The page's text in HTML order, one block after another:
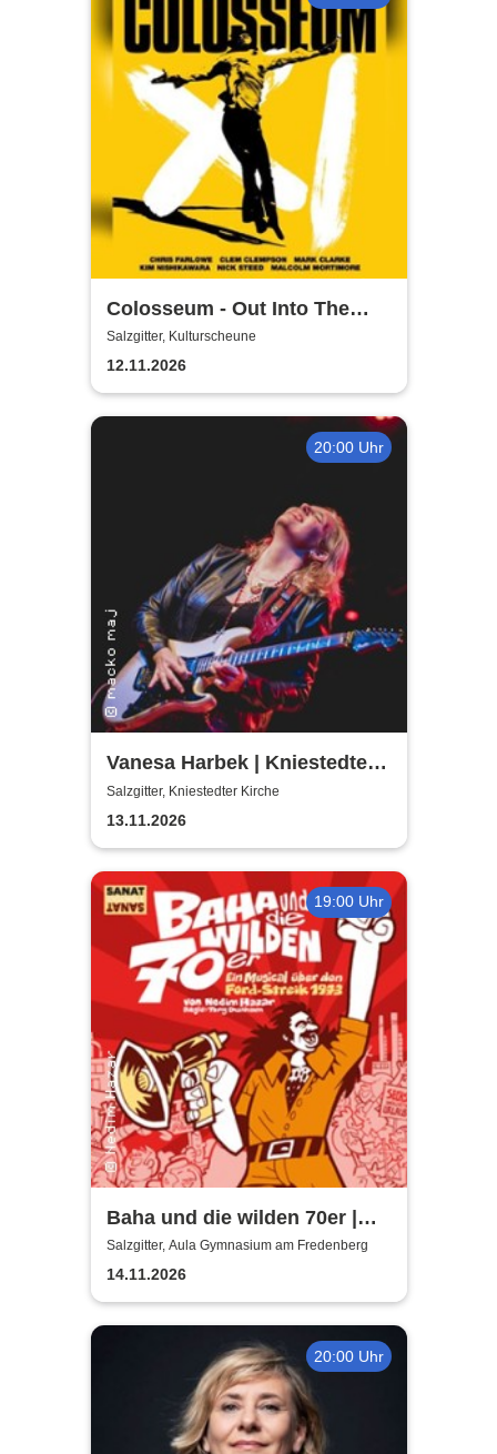
Colosseum - Out Into The
Fields
Salzgitter, Kulturscheune
12.11.2026
20:00 Uhr
Vanesa Harbek | Kniestedter
Kirche
Salzgitter, Kniestedter Kirche
13.11.2026
19:00 Uhr
Baha und die wilden 70er |
Aula Gymnasium am
Fredenberg
Salzgitter, Aula Gymnasium am Fredenberg
14.11.2026
20:00 Uhr